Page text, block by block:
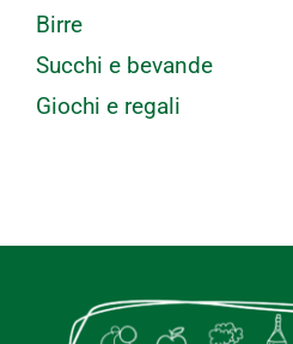
Birre
Succhi e bevande
Giochi e regali